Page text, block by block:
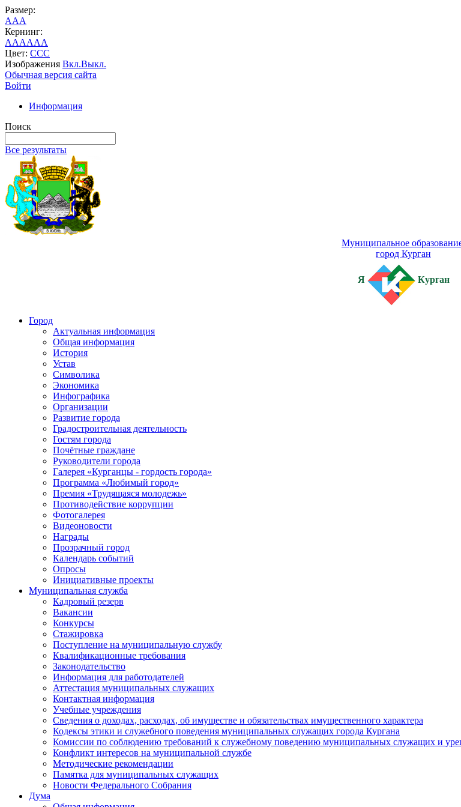
Размер:
AAA
Кернинг:
AAAAAA
Цвет: CCC
Изображения Вкл.Выкл.
Обычная версия сайта
Войти
Информация
Поиск
Все результаты
Муниципальное
город Курган
Я Курган
Город
Актуальная информация
Общая информация
История
Устав
Символика
Экономика
Инфографика
Организации
Развитие города
Градостроительная деятельность
Гостям города
Почётные граждане
Руководители города
Галерея «Курганцы - гордость города»
Программа «Любимый город»
Премия «Трудящаяся молодежь»
Противодействие коррупции
Фотогалерея
Видеоновости
Награды
Прозрачный город
Календарь событий
Опросы
Инициативные проекты
Муниципальная служба
Кадровый резерв
Вакансии
Конкурсы
Стажировка
Поступление на муниципальную службу
Квалификационные требования
Законодательство
Информация для работодателей
Аттестация муниципальных служащих
Контактная информация
Учебные учреждения
Сведения о доходах, расходах, об имуществе и обязательствах имущественного характера
Кодексы этики и служебного поведения муниципальных служащих города Кургана
Комиссии по соблюдению требований к служебному поведению муниципальных служащих и
Конфликт интересов на муниципальной службе
Методические рекомендации
Памятка для муниципальных служащих
Новости Федерального Cобрания
Дума